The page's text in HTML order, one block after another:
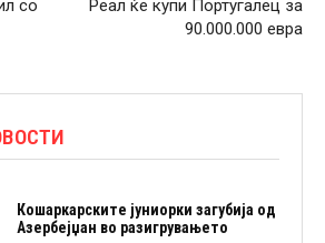
со
Реал ќе купи Португалец за
90.000.000 евра
Кошаркарските јуниорки загубија од
Азербејџан во разигрувањето